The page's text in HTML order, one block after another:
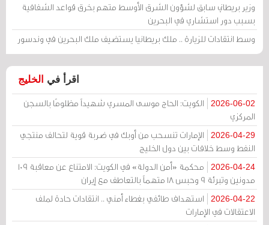
وزير بريطاني سابق لشؤون الشرق الأوسط متهم بخرق قواعد الشفافية
بسبب دور استشاري في البحرين
وسط انتقادات للزيارة .. ملك بريطانيا يستضيف ملك البحرين في وندسور
اقرأ في الخليج
2026-06-02
الكويت: الحاج موسى المسري شهيداً مظلومًا بالسجن
المركزي
2026-04-29
الإمارات تنسحب من أوبك في ضربة قوية لتحالف منتجي
النفط وسط خلافات بين دول الخليج
2026-04-24
محكمة «أمن الدولة» في الكويت: الامتناع عن معاقبة 109
مدونين وتبرئة 9 وحبس 18 متهماً بالتعاطف مع إيران
2026-04-22
استهداف طائفي بغطاء أمني .. انتقادات حادة لملف
الاعتقالات في الإمارات